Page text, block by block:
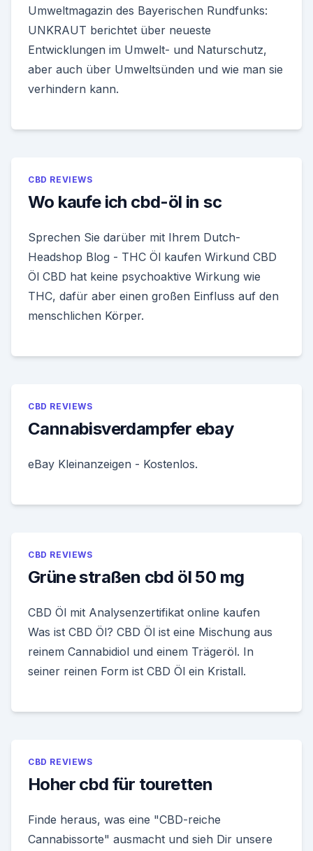
Umweltmagazin des Bayerischen Rundfunks:
UNKRAUT berichtet über neueste
Entwicklungen im Umwelt- und Naturschutz,
aber auch über Umweltsünden und wie man sie
verhindern kann.
CBD REVIEWS
Wo kaufe ich cbd-öl in sc
Sprechen Sie darüber mit Ihrem Dutch-
Headshop Blog - THC Öl kaufen Wirkund CBD
Öl CBD hat keine psychoaktive Wirkung wie
THC, dafür aber einen großen Einfluss auf den
menschlichen Körper.
CBD REVIEWS
Cannabisverdampfer ebay
eBay Kleinanzeigen - Kostenlos.
CBD REVIEWS
Grüne straßen cbd öl 50 mg
CBD Öl mit Analysenzertifikat online kaufen
Was ist CBD Öl? CBD Öl ist eine Mischung aus
reinem Cannabidiol und einem Trägeröl. In
seiner reinen Form ist CBD Öl ein Kristall.
CBD REVIEWS
Hoher cbd für touretten
Finde heraus, was eine "CBD-reiche
Cannabissorte" ausmacht und sieh Dir unsere